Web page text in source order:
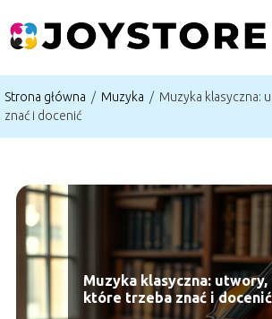
Strona główna / Muzyka / Muzyka klasyczna:
znać i docenić
Muzyka klasyczna: utwory,
które trzeba znać i docenić